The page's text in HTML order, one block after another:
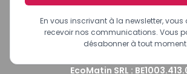
En vous inscrivant à la newsletter,
recevoir nos communications. Vous
désabonner à tout moment.
EcoMatin SRL :